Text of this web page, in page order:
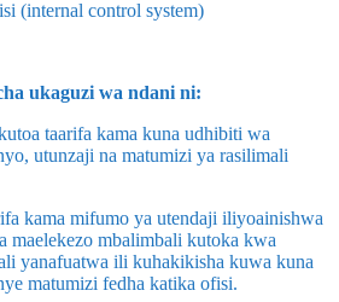
(internal control system)
ukaguzi wa ndani ni:
taarifa kama kuna udhibiti wa
utunzaji na matumizi ya rasilimali
kama mifumo ya utendaji iliyoainishwa
maelekezo mbalimbali kutoka kwa
yanafuatwa ili kuhakikisha kuwa kuna
matumizi fedha katika ofisi.